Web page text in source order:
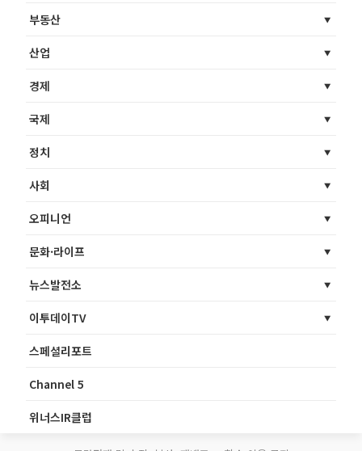
부동산
산업
경제
국제
정치
사회
오피니언
문화·라이프
뉴스발전소
이투데이TV
스페셜리포트
Channel 5
위너스IR클럽